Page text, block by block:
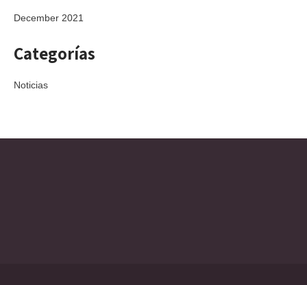
December 2021
Categorías
Noticias